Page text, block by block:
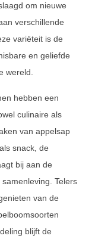
om nieuwe
verschillende
variëteit is de
en geliefde
wereld.
hebben een
culinaire als
van appelsap
snack, de
bij aan de
Telers
van de
blijft de